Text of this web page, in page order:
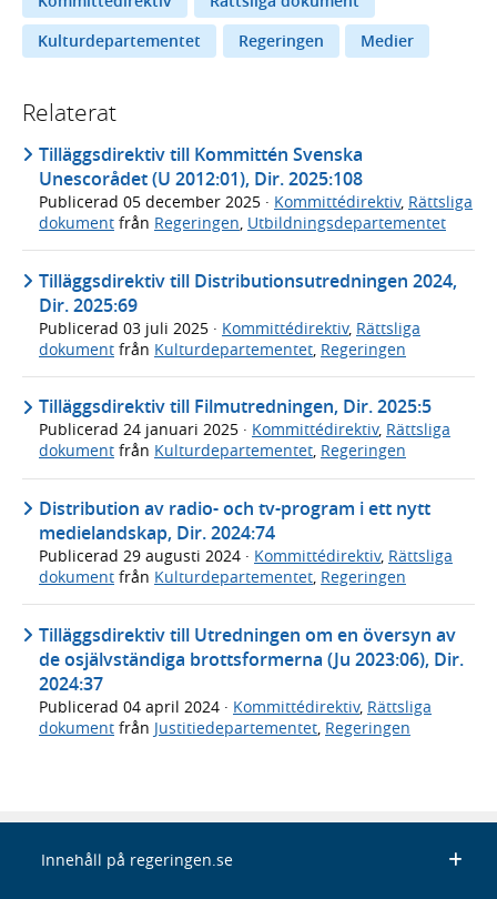
Kulturdepartementet
Regeringen Medier
Relaterat
Tilläggsdirektiv till Kommittén Svenska
Unescorådet (U 2012:01), Dir. 2025:108
Publicerad 05 december 2025 · Kommittédirektiv, Rättsliga
dokument från Regeringen, Utbildningsdepartementet
Tilläggsdirektiv till Distributionsutredningen 2024,
Dir. 2025:69
Publicerad 03 juli 2025 · Kommittédirektiv, Rättsliga
dokument från Kulturdepartementet Regeringen
Tilläggsdirektiv till Filmutredningen, Dir. 2025:5
Publicerad 24 januari 2025 · Kommittédirektiv, Rättsliga
dokument från Kulturdepartementet, Regeringen
Distribution av radio- och tv-program i ett nytt
medielandskap, Dir. 2024:74
Publicerad 29 augusti 2024 · Kommittédirektiv, Rättsliga
dokument från Kulturdepartementet, Regeringen
Tilläggsdirektiv till Utredningen om en översyn av
de osjälvständiga brottsformerna (Ju 2023:06), Dir.
2024:37
Publicerad 04 april 2024 · Kommittédirektiv, Rättsliga
dokument från Justitiedepartementet Regeringen
Innehåll på regeringen.se